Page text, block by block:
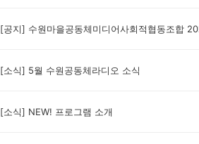
[공지] 수원마을공동체미디어사회적협동조합
[소식] 5월 수원공동체라디오 소식
[소식] NEW! 프로그램 소개